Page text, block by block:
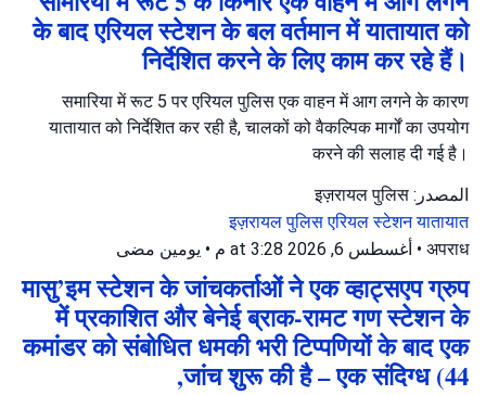
के बाद एरियल स्टेशन के बल वर्तमान में यातायात को
निर्देशित करने के लिए काम कर रहे हैं।
समारिया में रूट 5 पर एरियल पुलिस एक वाहन में आग लगने के कारण
यातायात को निर्देशित कर रही है, चालकों को वैकल्पिक मार्गों का उपयोग
करने की सलाह दी गई है।
المصدر: इज़रायल पुलिस
इज़रायल पुलिसएरियल स्टेशनयातायात
अपराध
• أغسطس 6, 2026 at 3:28 م • يومين مضى
मासु’इम स्टेशन के जांचकर्ताओं ने एक व्हाट्सएप ग्रुप
में प्रकाशित और बेनेई ब्राक-रामट गण स्टेशन के
कमांडर को संबोधित धमकी भरी टिप्पणियों के बाद एक
जांच शुरू की है – एक संदिग्ध (44,